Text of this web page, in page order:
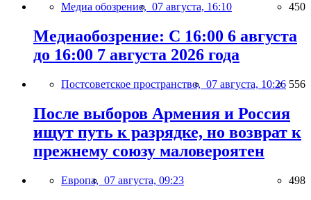
Медиа обозрение, 07 августа, 16:10 450
Медиаобозрение: С 16:00 6 августа
до 16:00 7 августа 2026 года
Постсоветское пространство, 07 августа, 10:26 556
После выборов Армения и Россия
ищут путь к разрядке, но возврат к
прежнему союзу маловероятен
Европа, 07 августа, 09:23 498